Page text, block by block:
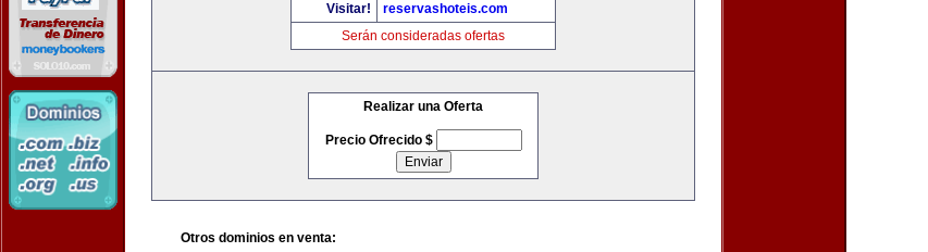
Visitar!
reservashoteis.com
Serán consideradas ofertas
Realizar una Oferta
Precio Ofrecido $
Otros dominios en venta: